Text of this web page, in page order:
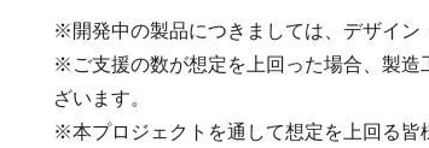
※開発中の製品につきましては、デザイ
※ご支援の数が想定を上回った場合、製
ざいます。
※本プロジェクトを通して想定を上回る